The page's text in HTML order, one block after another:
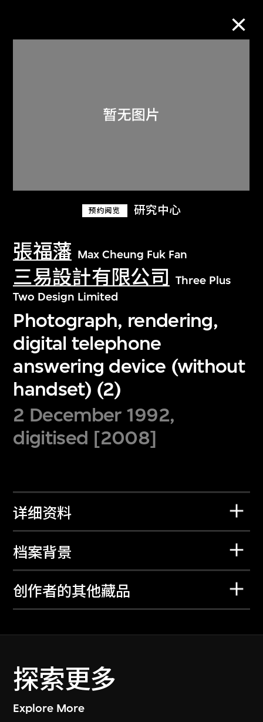
预约阅览 研究中心
張福藩 Max Cheung Fuk Fan
三易設計有限公司
Three Plus
Two Design Limited
Photograph, rendering,
digital telephone
answering device (without
handset) (2)
2 December 1992,
digitised [2008]
详细资料
档案背景
创作者的其他藏品
探索更多
Explore More
关于M+藏品
探索世界顶级的二十及二十一世纪视觉
文化藏品。